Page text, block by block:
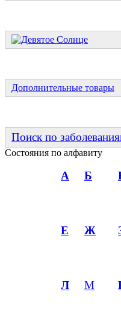
Дополнительные товары
Поиск по
Состояния по алфавиту
А Б
Е Ж
Л М